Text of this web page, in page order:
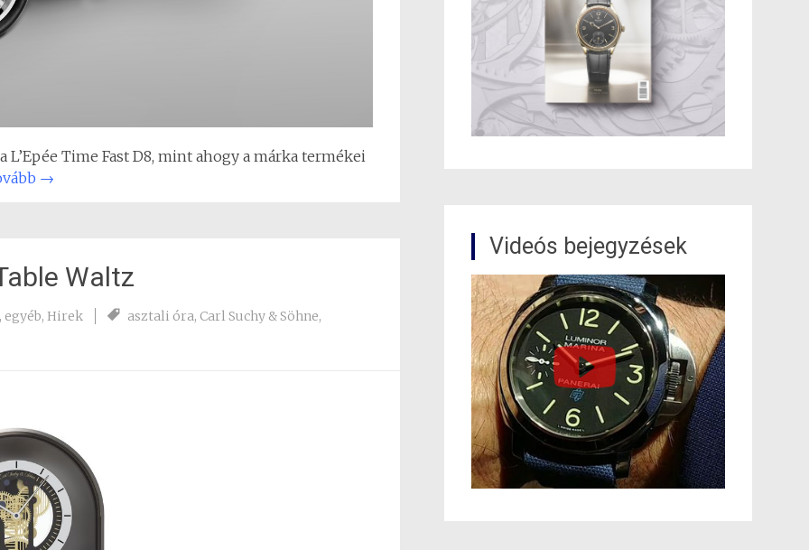
Time Fast D8, mint ahogy a márka termékei
→
Waltz
, egyéb, Hirek asztali óra, Carl Suchy & Söhne,
Videós bejegyzések